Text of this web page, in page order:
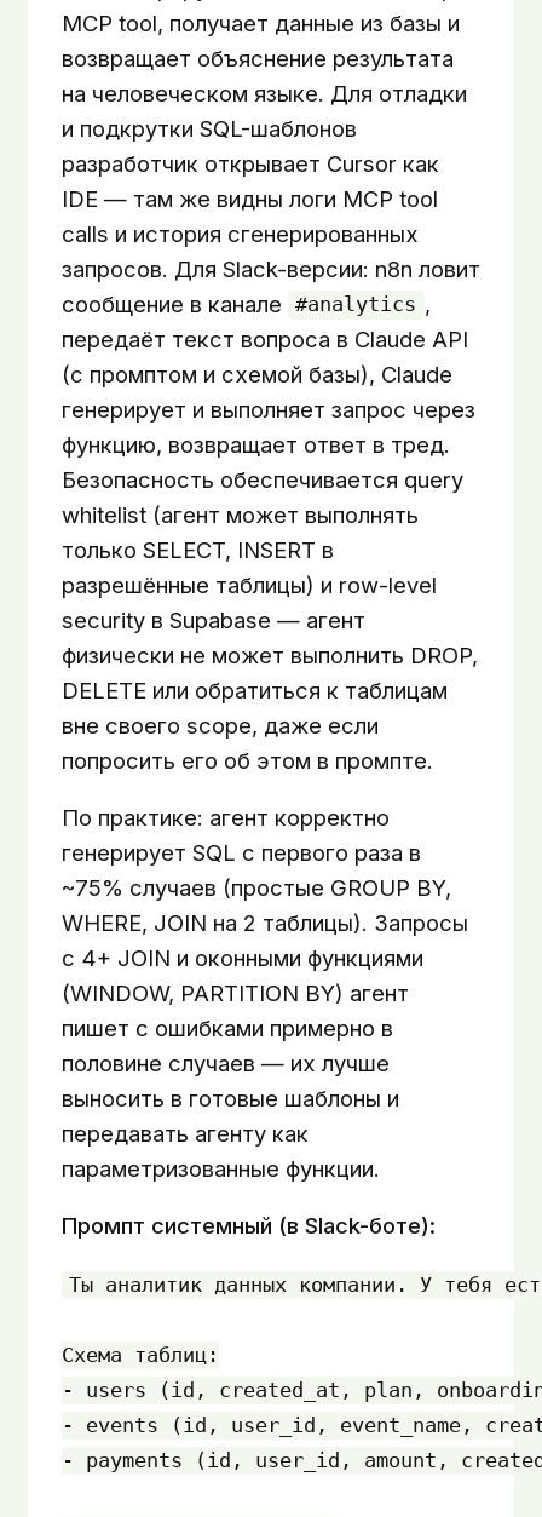
MCP tool, получает данные из базы и
возвращает объяснение результата
на человеческом языке. Для отладки
и подкрутки SQL-шаблонов
разработчик открывает Cursor как
IDE — там же видны логи MCP tool
calls и история сгенерированных
запросов. Для Slack-версии: n8n ловит
сообщение в канале
#analytics ,
передаёт текст вопроса в Claude API
(с промптом и схемой базы), Claude
генерирует и выполняет запрос через
функцию, возвращает ответ в тред.
Безопасность обеспечивается query
whitelist (агент может выполнять
только SELECT, INSERT в
разрешённые таблицы) и row-level
security в Supabase — агент
физически не может выполнить DROP,
DELETE или обратиться к таблицам
вне своего scope, даже если
попросить его об этом в промпте.
По практике: агент корректно
генерирует SQL с первого раза в
~75% случаев (простые GROUP BY,
WHERE, JOIN на 2 таблицы). Запросы
с 4+ JOIN и оконными функциями
(WINDOW, PARTITION BY) агент
пишет с ошибками примерно в
половине случаев — их лучше
выносить в готовые шаблоны и
передавать агенту как
параметризованные функции.
Промпт системный (в Slack-боте):
Ты аналитик данных компании. У тебя
Схема таблиц:
- users (id, created_at, plan,
- events (id, user_id, event_name,
- payments (id, user_id, amount,